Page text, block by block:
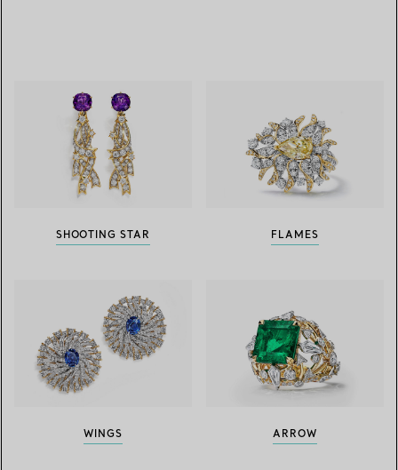
SHOOTING STAR FLAMES
WINGS ARROW